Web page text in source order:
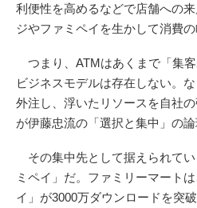
利便性を高めるなどで店舗への
ジやファミペイを生かして消費の
つまり、ATMはあくまで「集
ビジネスモデルは存在しない。
外注し、浮いたリソースを自社
が伊藤忠流の「選択と集中」の論
その集中先として据えられて
ミペイ」だ。ファミリーマート
イ」が3000万ダウンロードを突